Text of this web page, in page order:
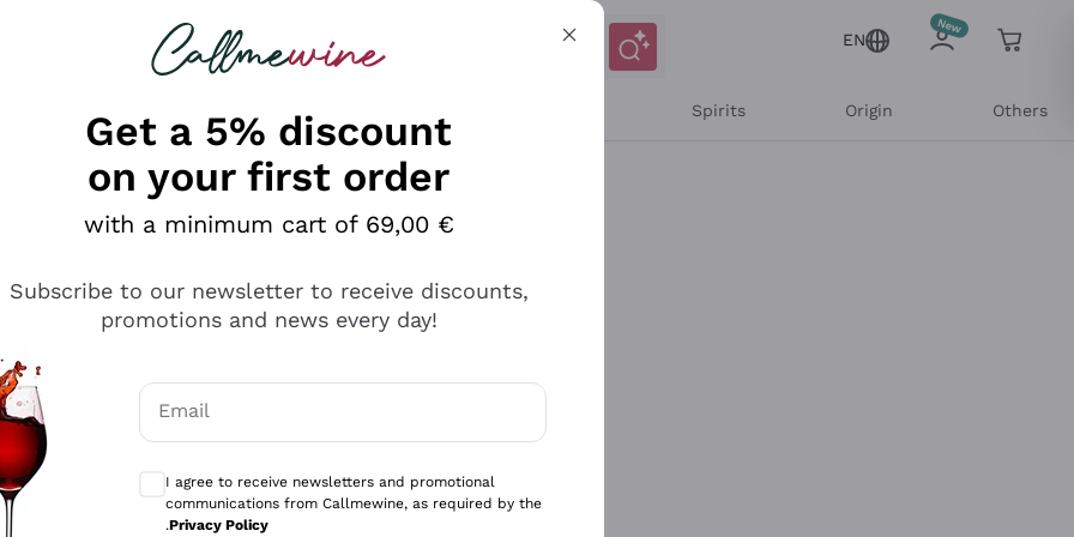
looking for
EN
Spirits Origin Others
Get a 5% discount
on your first order
with a minimum cart of 69,00 €
Subscribe to our newsletter to receive discounts,
promotions and news every day!
Email
I agree to receive newsletters and promotional
communications from Callmewine, as required by the
.Privacy Policy